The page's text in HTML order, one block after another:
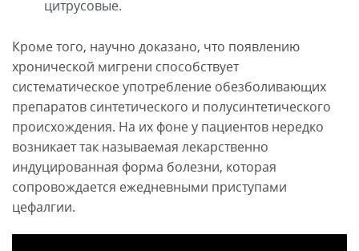
цитрусовые.
Кроме того, научно доказано, что появлению
хронической мигрени способствует
систематическое употребление обезболивающих
препаратов синтетического и полусинтетического
происхождения. На их фоне у пациентов нередко
возникает так называемая лекарственно
индуцированная форма болезни, которая
сопровождается ежедневными приступами
цефалгии.